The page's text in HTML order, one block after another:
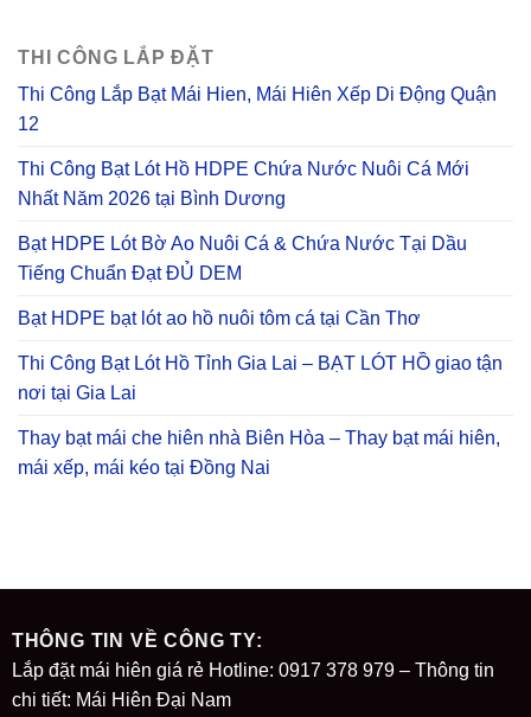
THI CÔNG LẮP ĐẶT
Thi Công Lắp Bạt Mái Hien, Mái Hiên Xếp Di Động Quận
12
Thi Công Bạt Lót Hồ HDPE Chứa Nước Nuôi Cá Mới
Nhất Năm 2026 tại Bình Dương
Bạt HDPE Lót Bờ Ao Nuôi Cá & Chứa Nước Tại Dầu
Tiếng Chuẩn Đạt ĐỦ DEM
Bạt HDPE bạt lót ao hồ nuôi tôm cá tại Cần Thơ
Thi Công Bạt Lót Hồ Tỉnh Gia Lai – BẠT LÓT HỒ giao tận
nơi tại Gia Lai
Thay bạt mái che hiên nhà Biên Hòa – Thay bạt mái hiên,
mái xếp, mái kéo tại Đồng Nai
THÔNG TIN VỀ CÔNG TY:
Lắp đặt mái hiên giá rẻ Hotline: 0917 378 979 – Thông tin
chi tiết: Mái Hiên Đại Nam